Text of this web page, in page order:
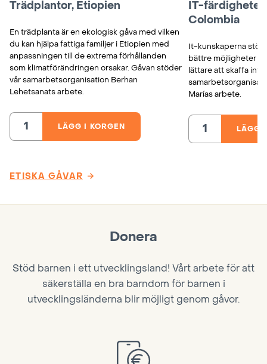
Trädplantor, Etiopien
En trädplanta är en ekologisk gåva med vilken
du kan hjälpa fattiga familjer i Etiopien med
anpassningen till de extrema förhållanden
som klimatförändringen orsakar. Gåvan stöder
vår samarbetsorganisation Berhan
Lehetsanats arbete.
Trädplantor,LÄGG I KORGEN
IT-färdigheter
Colombia
It-kunskaperna
bättre möjligheter
lättare att skaffa
Marías arbete.
IT- LÄGG I
ETISKA GÅVAR
Donera
Stöd barnen i ett utvecklingsland! Vårt arbete för att
säkerställa en bra barndom för barnen i
utvecklingsländerna blir möjligt genom gåvor.